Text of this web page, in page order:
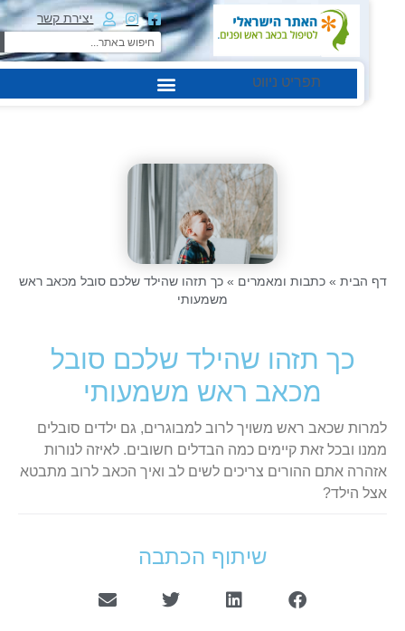
יצירת קשר
תפריט ניווט
דף הבית»כתבות ומאמרים»כך תזהו שהילד שלכם סובל מכאב ראש
משמעותי
כך תזהו שהילד שלכם סובל
מכאב ראש משמעותי
למרות שכאב ראש משויך לרוב למבוגרים, גם ילדים סובלים
ממנו ובכל זאת קיימים כמה הבדלים חשובים. לאיזה לנורות
אזהרה אתם ההורים צריכים לשים לב ואיך הכאב לרוב מתבטא
אצל הילד?
שיתוף הכתבה